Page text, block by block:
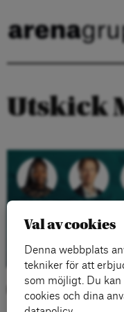
Utskick
Kategorier:
Val av cookies
Denna webbplats
tekniker för att
som möjligt. Du kan
cookies och dina